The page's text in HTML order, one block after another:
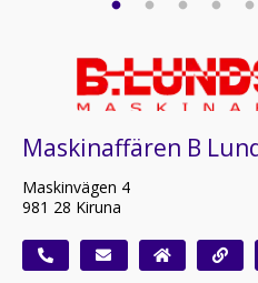
Maskinaffären B
Maskinvägen 4
981 28 Kiruna